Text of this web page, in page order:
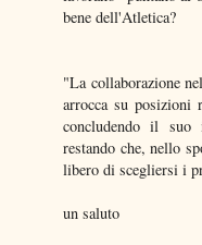
bene dell'Atletica?
"La collaborazione
arrocca su posizioni
concludendo il suo
restando che, nello
libero di scegliersi i
un saluto